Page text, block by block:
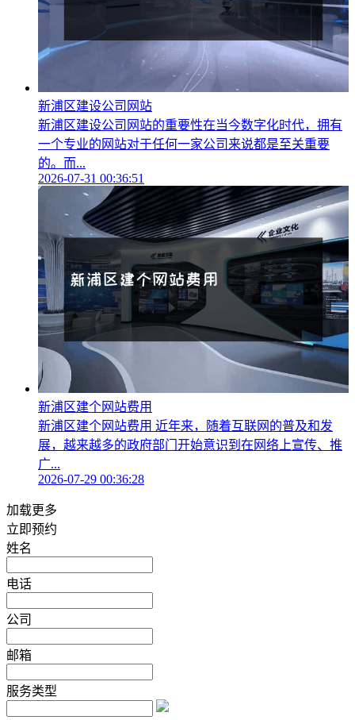
新浦区建设公司网站
新浦区建设公司网站的重要性在当今数字化时代，拥有
一个专业的网站对于任何一家公司来说都是至关重要
的。而...
2026-07-31 00:36:51
新浦区建个网站费用
新浦区建个网站费用 近年来，随着互联网的普及和发
展，越来越多的政府部门开始意识到在网络上宣传、推
广...
2026-07-29 00:36:28
加载更多
立即预约
姓名
电话
公司
邮箱
服务类型